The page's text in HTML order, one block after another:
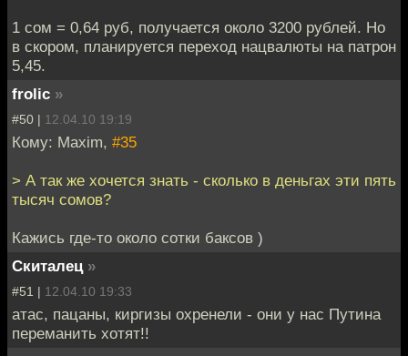
1 сом = 0,64 руб, получается около 3200 рублей. Но
в скором, планируется переход нацвалюты на патрон
5,45.
frolic »
#50 | 12.04.10 19:19
Кому: Maxim, #35
> А так же хочется знать - сколько в деньгах эти пять
тысяч сомов?
Кажись где-то около сотки баксов )
Скиталец »
#51 | 12.04.10 19:33
атас, пацаны, киргизы охренели - они у нас Путина
переманить хотят!!